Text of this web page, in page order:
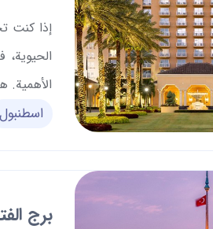
إذا كنت
الأهمية.
اسطنبول
برج